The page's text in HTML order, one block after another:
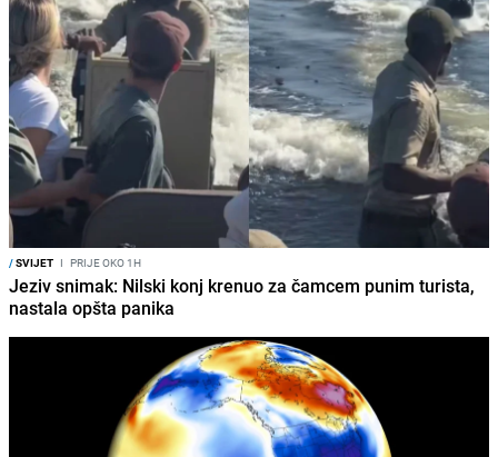
/SVIJET I PRIJE OKO 1H
Jeziv snimak: Nilski konj krenuo za čamcem punim turista,
nastala opšta panika